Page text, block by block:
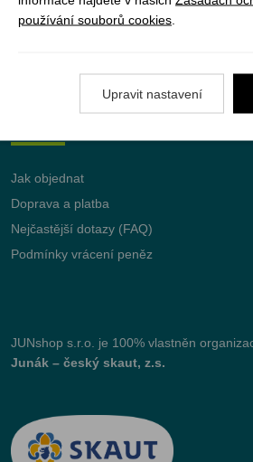
Jak objednat
Doprava a platba
Nejčastější dotazy (FAQ)
Podmínky vrácení peněz
JUNshop s.r.o.
je 100% vlastněn
Junák – český skaut, z.s.
používání souborů cookies
Upravit nastavení